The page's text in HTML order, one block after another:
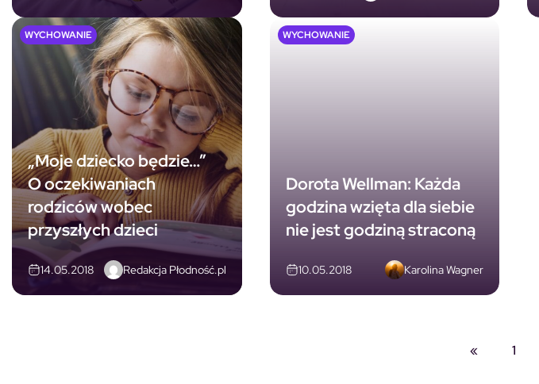
„Moje dziecko będzie…”
O oczekiwaniach
rodziców wobec
przyszłych dzieci
14.05.2018 Redakcja Płodność.pl
WYCHOWANIE
Dorota Wellman: Każda
godzina wzięta dla siebie
nie jest godziną straconą
10.05.2018 Karolina Wagner
WYCHOWANIE
« 1